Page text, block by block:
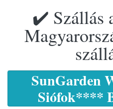
✔️ Szállás
SunGarden
Siófok****